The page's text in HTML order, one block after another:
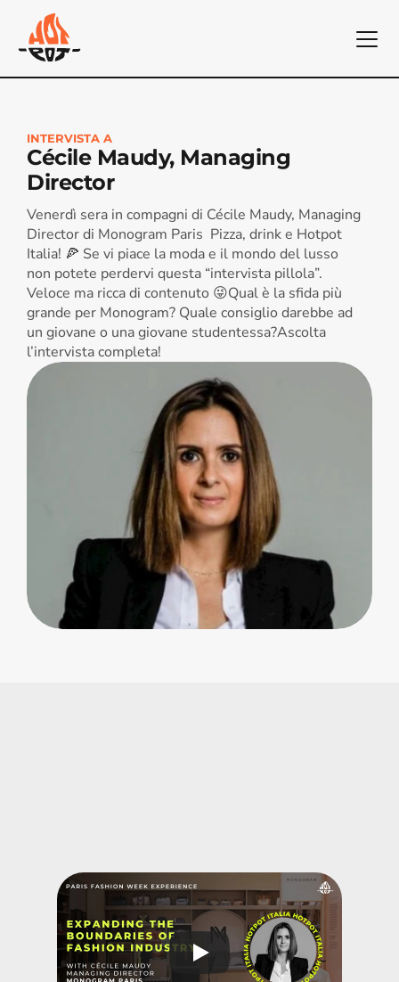
INTERVISTA A
Cécile Maudy, Managing
Director
Venerdì sera in compagni di Cécile Maudy, Managing
Director di Monogram Paris  Pizza, drink e Hotpot
Italia! 🍕 Se vi piace la moda e il mondo del lusso
non potete perdervi questa “intervista pillola”.
Veloce ma ricca di contenuto 😜Qual è la sfida più
grande per Monogram? Quale consiglio darebbe ad
un giovane o una giovane studentessa?Ascolta
l’intervista completa!